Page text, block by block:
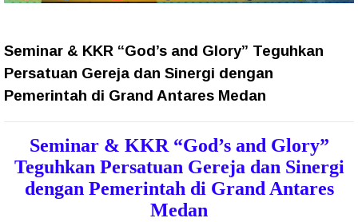
Seminar & KKR “God’s and Glory” Teguhkan
Persatuan Gereja dan Sinergi dengan
Pemerintah di Grand Antares Medan
Seminar & KKR “God’s and Glory”
Teguhkan Persatuan Gereja dan Sinergi
dengan Pemerintah di Grand Antares
Medan